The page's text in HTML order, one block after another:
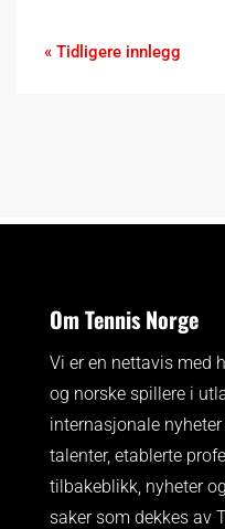
« Tidligere innlegg
Om Tennis Norge
Vi er en nettavis med
og norske spillere i
internasjonale
talenter, etablerte
tilbakeblikk, nyheter
saker som dekkes av